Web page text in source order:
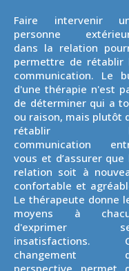
Faire intervenir
personne
dans la relation
permettre de rétablir
communication. Le
d'une thérapie n'est
de déterminer qui a
ou raison, mais plutôt
rétablir
communication
vous et d’assurer que
relation soit à
confortable et
Le thérapeute donne
moyens à
d'exprimer
insatisfactions.
changement
perspective permet